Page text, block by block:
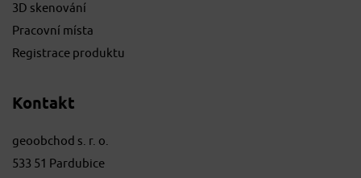
3D skenování
Pracovní místa
Registrace produktu
Kontakt
geoobchod s. r. o.
533 51 Pardubice